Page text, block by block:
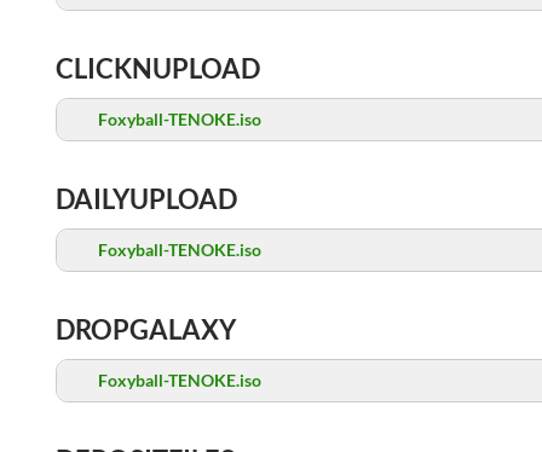
CLICKNUPLOAD
Foxyball-TENOKE.iso
DAILYUPLOAD
Foxyball-TENOKE.iso
DROPGALAXY
Foxyball-TENOKE.iso